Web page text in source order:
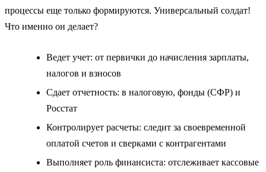
процессы еще только формируются. Универсальный солдат!
Что именно он делает?
Ведет учет: от первички до начисления зарплаты,
налогов и взносов
Сдает отчетность: в налоговую, фонды (СФР) и
Росстат
Контролирует расчеты: следит за своевременной
оплатой счетов и сверками с контрагентами
Выполняет роль финансиста: отслеживает кассовые